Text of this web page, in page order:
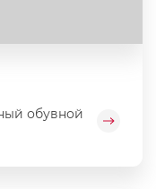
обувной